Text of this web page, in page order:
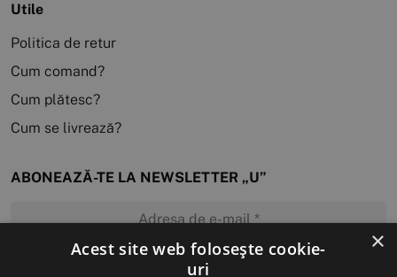
Utile
Politica de retur
Cum comand?
Cum plătesc?
Cum se livrează?
ABONEAZĂ-TE LA NEWSLETTER „U”
MĂ ABONEZ
×
Acest site web folosește cookie-
uri